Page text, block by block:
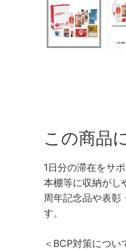
この商品
1日分の滞在をサ
本棚等に収納がし
周年記念品や表彰
す。
＜BCP対策につい